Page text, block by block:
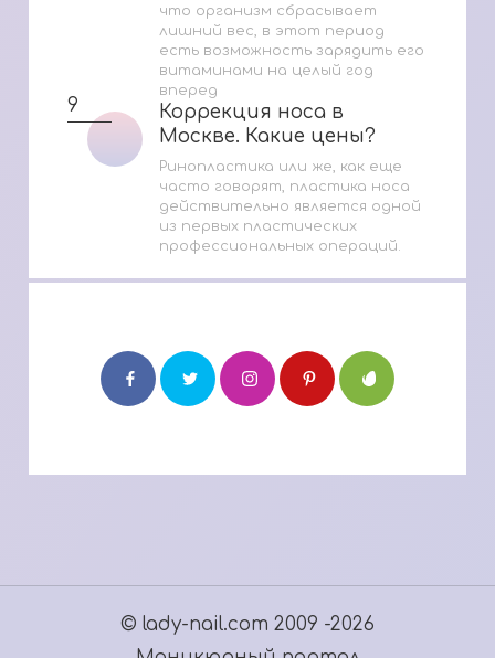
что организм сбрасывает
лишний вес, в этот период
есть возможность зарядить его
витаминами на целый год
вперед
9
Коррекция носа в
Москве. Какие цены?
Коррекция носа в
Москве. Какие цены?
Ринопластика или же, как еще
часто говорят, пластика носа
действительно является одной
из первых пластических
профессиональных операций.
© lady-nail.com 2009 -2026